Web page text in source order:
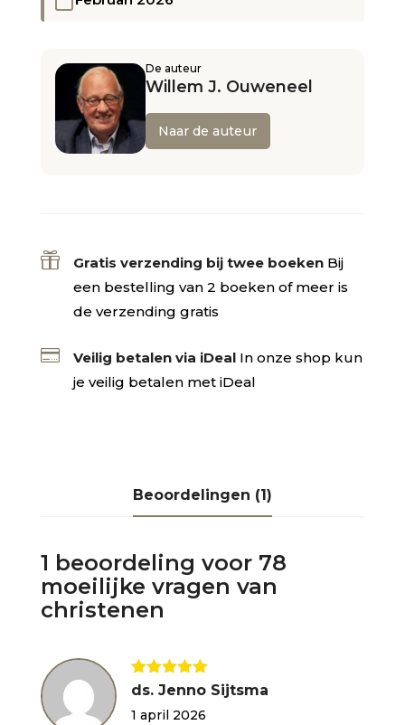
De auteur
Willem J. Ouweneel
Naar de auteur
 Gratis verzending bij twee boeken Bij
een bestelling van 2 boeken of meer is
de verzending gratis
 Veilig betalen via iDeal In onze shop kun
je veilig betalen met iDeal
Beoordelingen (1)
1 beoordeling voor 78
moeilijke vragen van
christenen
Gewaardeerd
ds. Jenno Sijtsma
1 april 2026